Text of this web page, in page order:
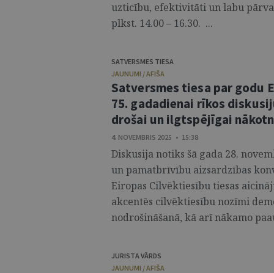
uzticību, efektivitāti un labu
plkst. 14.00 – 16.30. ...
SATVERSMES TIESA
JAUNUMI / AFIŠA
Satversmes tiesa par godu
75. gadadienai rīkos
drošai un ilgtspējīgai
4. NOVEMBRIS 2025 • 15:38
Diskusija notiks šā gada 28.
un pamatbrīvību aizsardzības
Eiropas Cilvēktiesību tiesas
akcentēs cilvēktiesību nozīmi
nodrošināšanā, kā arī nākamo
JURISTA VĀRDS
JAUNUMI / AFIŠA